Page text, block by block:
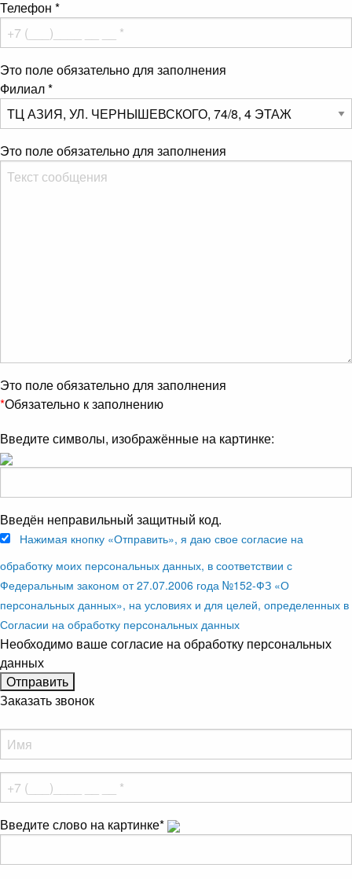
Телефон *
Это поле обязательно для заполнения
Филиал*
Это поле обязательно для заполнения
Это поле обязательно для заполнения
*Обязательно к заполнению
Введите символы, изображённые на картинке:
Введён неправильный защитный код.
Нажимая кнопку «Отправить», я даю свое согласие на
обработку моих персональных данных, в соответствии с
Федеральным законом от 27.07.2006 года №152-ФЗ «О
персональных данных», на условиях и для целей, определенных в
Согласии на обработку персональных данных
Необходимо ваше согласие на обработку персональных
данных
Заказать звонок
Введите слово на картинке*